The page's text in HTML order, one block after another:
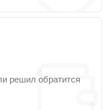
решил обратится